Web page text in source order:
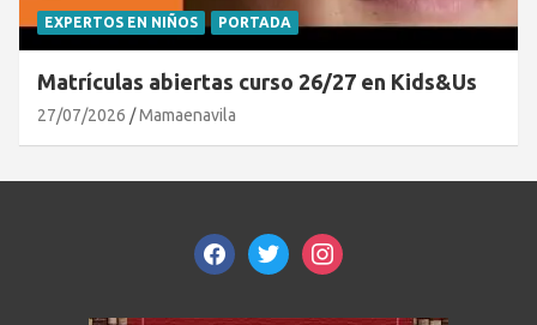
EXPERTOS EN NIÑOS PORTADA
Matrículas abiertas curso 26/27 en Kids&Us
27/07/2026 Mamaenavila
facebooktwitterinstagram